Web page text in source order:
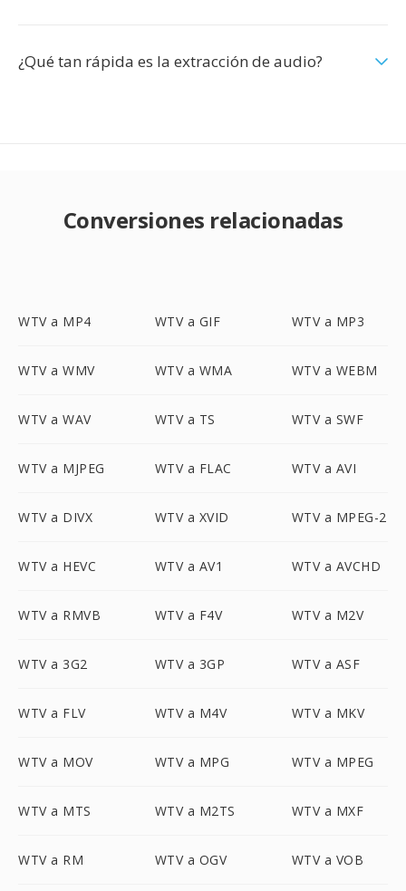
¿Qué tan rápida es la extracción de audio?
Conversiones relacionadas
WTV a MP4 WTV a GIF WTV a MP3
WTV a WMV WTV a WMA WTV a WEBM
WTV a WAV WTV a TS WTV a SWF
WTV a MJPEG WTV a FLAC WTV a AVI
WTV a DIVX WTV a XVID WTV a MPEG-2
WTV a HEVC WTV a AV1 WTV a AVCHD
WTV a RMVB WTV a F4V WTV a M2V
WTV a 3G2 WTV a 3GP WTV a ASF
WTV a FLV WTV a M4V WTV a MKV
WTV a MOV WTV a MPG WTV a MPEG
WTV a MTS WTV a M2TS WTV a MXF
WTV a RM WTV a OGV WTV a VOB